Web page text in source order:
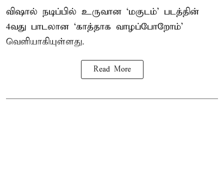
விஷால் நடிப்பில் உருவான ‘மகுடம்’ படத்தின்
4வது பாடலான ‘காத்தாக வாழப்போறோம்’
வெளியாகியுள்ளது.
Read More